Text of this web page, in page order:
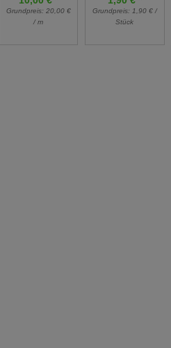
Grundpreis: 20,00 €
/ m
Grundpreis: 1,90 € /
Stück